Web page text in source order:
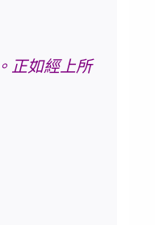
正如經上所